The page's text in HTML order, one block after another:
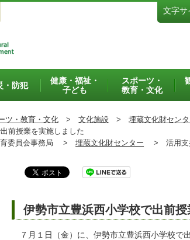
文字サ
・防犯
健康・福祉・
子ども
スポーツ・
教育・文化
ツ・教育・文化 > 文化施設 > 埋蔵文化財セン
前授業を実施しました
委員会事務局 > 埋蔵文化財センター > 活用
伊勢市立豊浜西小学校で出前
７月１日（金）に、伊勢市立豊浜西小学校で